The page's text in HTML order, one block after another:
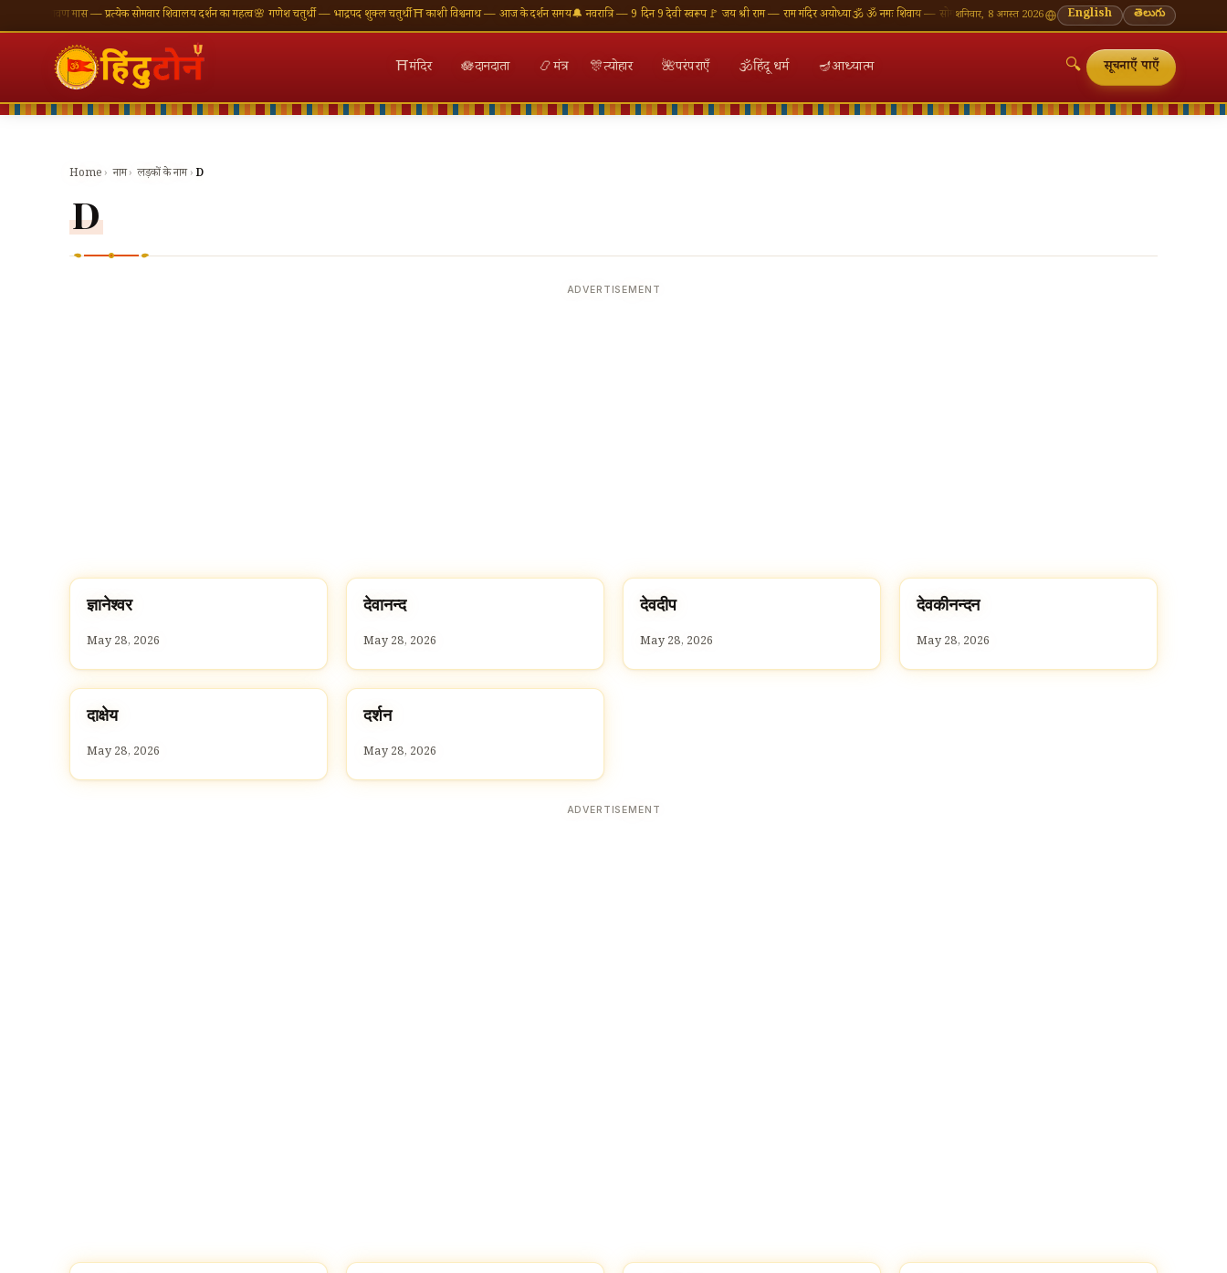
🪔 श्रावण मास — प्रत्येक सोमवार शिवालय दर्शन का महत्व🌸 गणेश चतुर्थी — भाद्रपद शुक्ल चतुर्थी⛩ काशी विश्वनाथ — आज के दर्शन समय🔔 नवरात्रि — 9 दिन 9 देवी स्वरूप🚩 जय श्री राम — राम मंदिर अयोध्या🕉 ॐ नमः शिवाय — सोमवार व्रत की शुभकामनाएँ🪔 श्रावण मास — प्रत्येक सोमवार शिवालय दर्शन का
शनिवार, 8 अगस्त 2026 English తెలుగు
⛩मंदिर 🪷दानदाता 📿मंत्र 🎊त्योहार 🌺परंपराएँ 🕉हिंदू धर्म 🪔आध्यात्म 🔍 सूचनाएँ पाएँ
Home › नाम› लड़कों के नाम›D
D
ADVERTISEMENT
Dज
ज्ञानेश्वर
May 28, 2026
Dद
देवानन्द
May 28, 2026
Dद
देवदीप
May 28, 2026
Dद
देवकीनन्दन
May 28, 2026
Dद
दाक्षेय
May 28, 2026
Dद
दर्शन
May 28, 2026
ADVERTISEMENT